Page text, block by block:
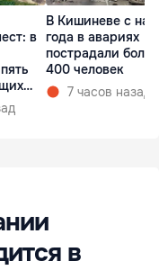
в
В Кишиневе с
года в авариях
пострадали более
400 человек
7 часов назад
в